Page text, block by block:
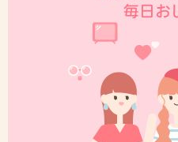
2019/01/13(日) 15:50:06
可愛いけど、ママタレ感がす